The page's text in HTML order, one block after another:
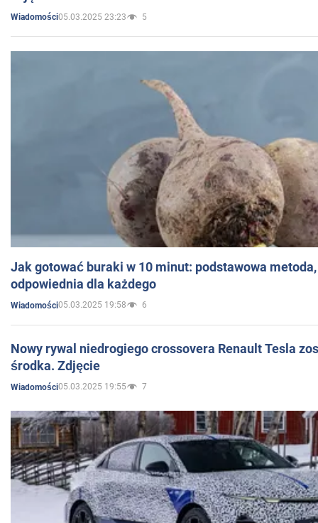
Wiadomości05.03.2025 23:23 5
Jak gotować buraki w 10 minut: podstawowa
odpowiednia dla każdego
Wiadomości05.03.2025 19:58 6
Nowy rywal niedrogiego crossovera Renault Tesla
środka. Zdjęcie
Wiadomości05.03.2025 19:55 7